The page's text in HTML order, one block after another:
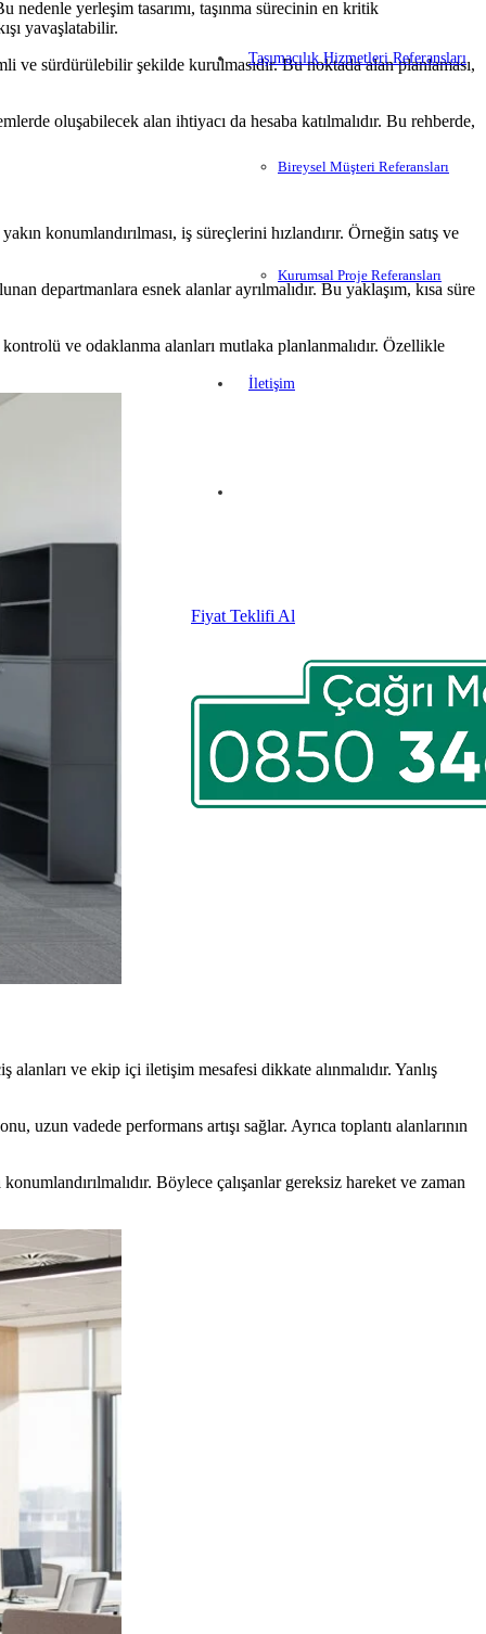
Taşımacılık Hizmetleri Referansları
Bireysel Müşteri Referansları
Kurumsal Proje Referansları
İletişim
Fiyat Teklifi Al
nedenle yerleşim tasarımı, taşınma sürecinin en kritik
yavaşlatabilir.
ve sürdürülebilir şekilde kurulmasıdır. Bu noktada alan planlaması,
oluşabilecek alan ihtiyacı da hesaba katılmalıdır. Bu rehberde,
konumlandırılması, iş süreçlerini hızlandırır. Örneğin satış ve
departmanlara esnek alanlar ayrılmalıdır. Bu yaklaşım, kısa süre
ve odaklanma alanları mutlaka planlanmalıdır. Özellikle
ve ekip içi iletişim mesafesi dikkate alınmalıdır. Yanlış
uzun vadede performans artışı sağlar. Ayrıca toplantı alanlarının
Böylece çalışanlar gereksiz hareket ve zaman